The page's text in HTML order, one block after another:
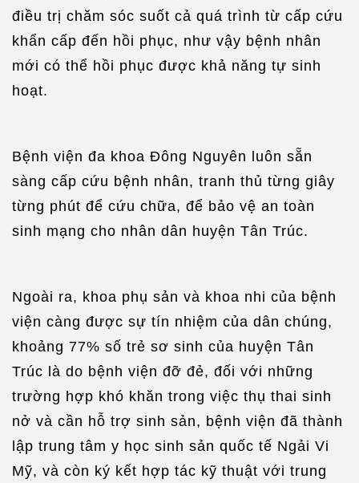
điều trị chăm sóc suốt cả quá trình từ cấp cứu
khẩn cấp đến hồi phục, như vậy bệnh nhân
mới có thể hồi phục được khả năng tự sinh
hoạt.
Bệnh viện đa khoa Đông Nguyên luôn sẵn
sàng cấp cứu bệnh nhân, tranh thủ từng giây
từng phút để cứu chữa, để bảo vệ an toàn
sinh mạng cho nhân dân huyện Tân Trúc.
Ngoài ra, khoa phụ sản và khoa nhi của bệnh
viện càng được sự tín nhiệm của dân chúng,
khoảng 77% số trẻ sơ sinh của huyện Tân
Trúc là do bệnh viện đỡ đẻ, đối với những
trường hợp khó khăn trong việc thụ thai sinh
nở và cần hỗ trợ sinh sản, bệnh viện đã thành
lập trung tâm y học sinh sản quốc tế Ngải Vi
Mỹ, và còn ký kết hợp tác kỹ thuật với trung